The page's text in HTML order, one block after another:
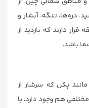
دره‌ها، تنگه، آبشار و
دارند که بازدید از
باشد.
پکن که سرشار از
هم وجود دارد. با